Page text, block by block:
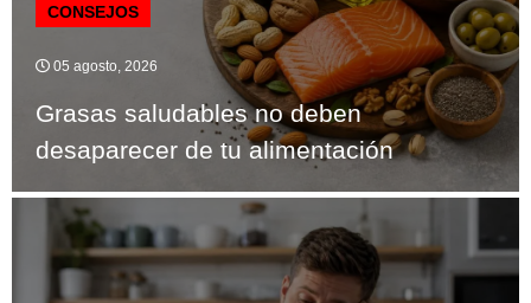
CONSEJOS
05 agosto, 2026
Grasas saludables no deben
desaparecer de tu alimentación